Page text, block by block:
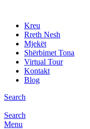
Kreu
Rreth Nesh
Mjekët
Shërbimet Tona
Virtual Tour
Kontakt
Blog
Search
Search
Menu